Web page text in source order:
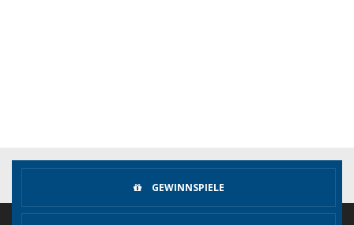
GEWINNSPIELE